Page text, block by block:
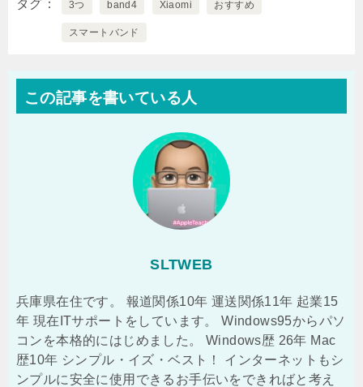
タグ 3つ band4 Xiaomi おすすめ
スマートバンド
この記事を書いている人
SLTWEB
兵庫県在住です。 報道関係10年 運送関係11年 起業15
年 現在ITサポートをしています。 Windows95からパソ
コンを本格的にはじめました。 Windows歴 26年 Mac
歴10年 シンプル・イズ・ベスト！ インターネットもシ
ンプルに安全に使用できるお手伝いをできればと考え